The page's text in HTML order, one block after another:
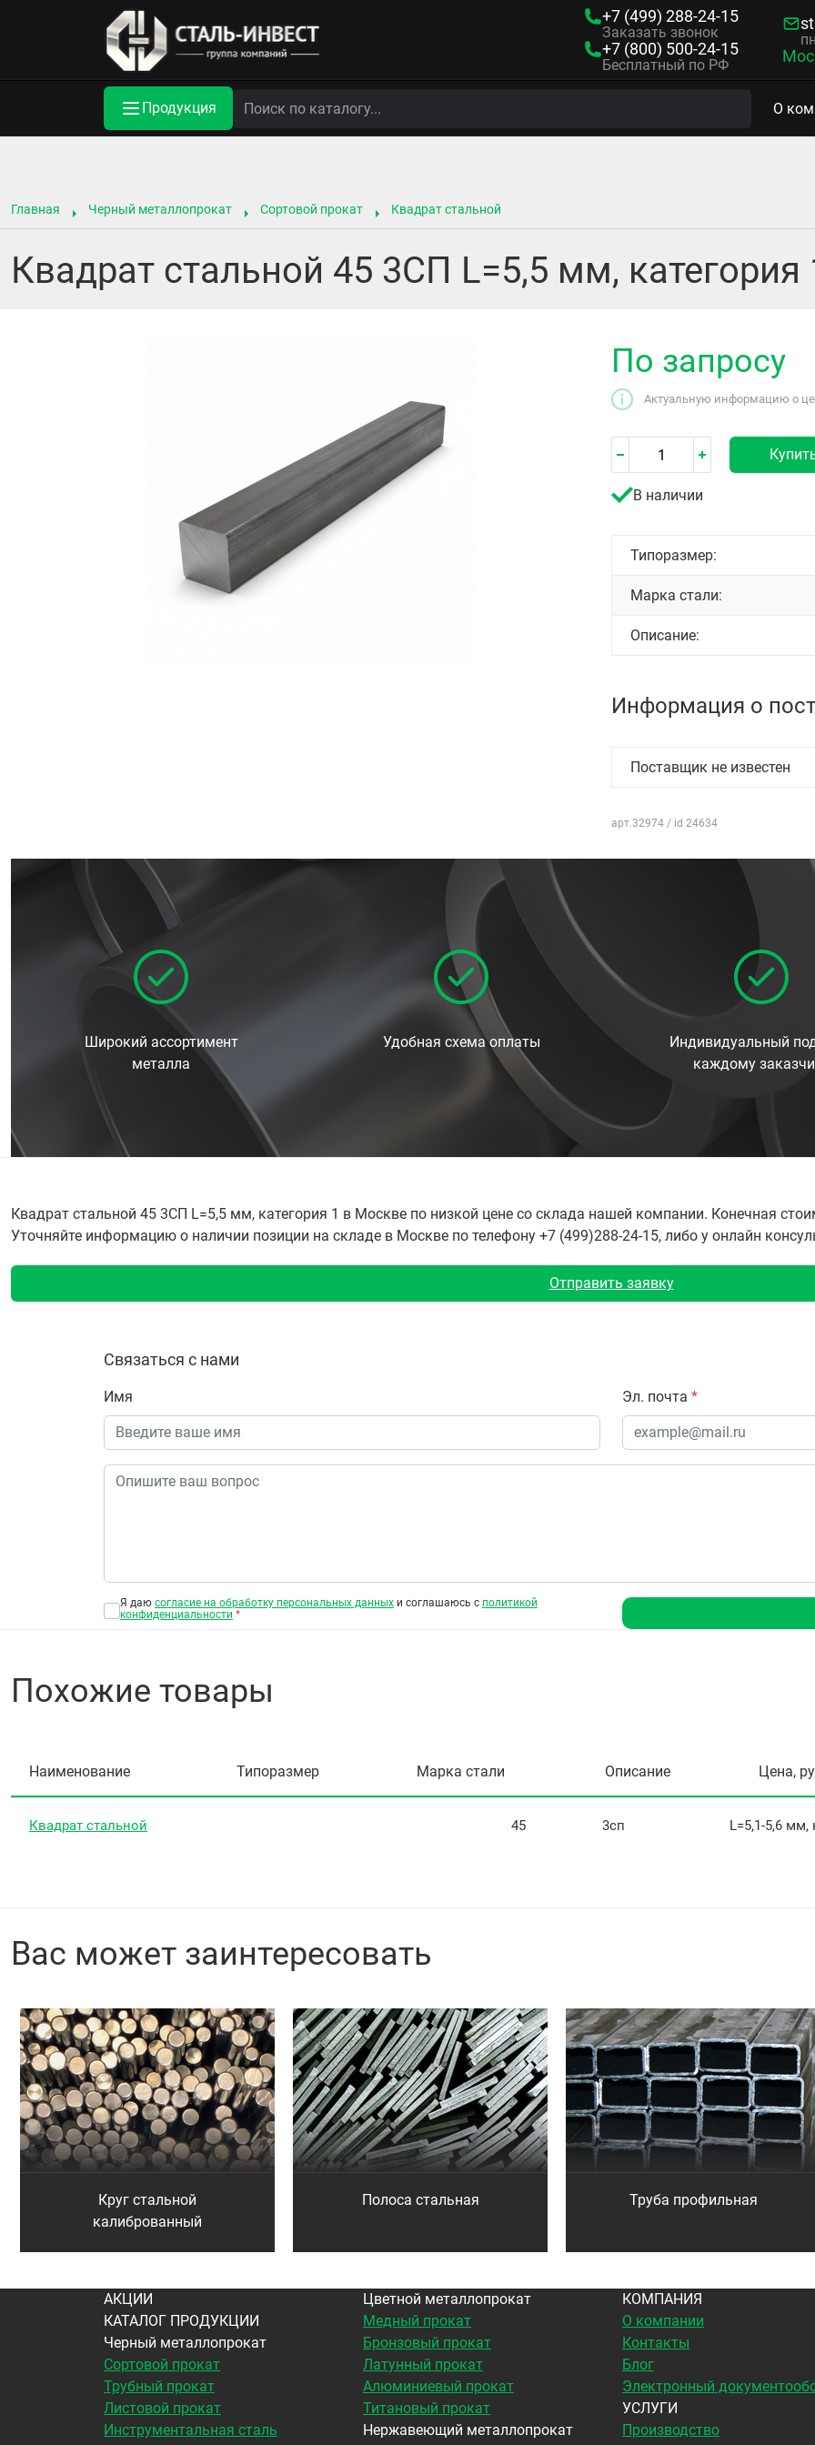
+7 (499) 288-24-15
Заказать звонок
+7 (800) 500-24-15
Бесплатный по РФ
Продукция О
Главная Черный металлопрокат Сортовой прокат Квадрат стальной
Квадрат стальной 45 3СП L=5,5 мм, категория
По запросу
Актуальную информацию о
В наличии
Типоразмер:
Марка стали:
Описание:
Информация о
Поставщик не известен
арт.32974 / id 24634
Широкий ассортимент
металла
Удобная схема оплаты
Индивидуальный
каждому
Квадрат стальной 45 3СП L=5,5 мм, категория 1 в Москве по низкой цене со склада нашей компании. Конечная
Уточняйте информацию о наличии позиции на складе в Москве по телефону +7 (499)288-24-15, либо у онлайн
Отправить заявку
Связаться с нами
Имя Эл. почта *
Я даю согласие на обработку персональных данных и соглашаюсь с политикой
конфиденциальности *
Похожие товары
Наименование Типоразмер Марка стали Описание Цена,
Квадрат стальной 45 3сп L=5,1-5,6 мм,
Вас может заинтересовать
Круг стальной
калиброванный
Полоса стальная Труба профильная
АКЦИИ
КАТАЛОГ ПРОДУКЦИИ
Черный металлопрокат
Сортовой прокат
Трубный прокат
Листовой прокат
Инструментальная сталь
Цветной металлопрокат
Медный прокат
Бронзовый прокат
Латунный прокат
Алюминиевый прокат
Титановый прокат
Нержавеющий металлопрокат
КОМПАНИЯ
О компании
Контакты
Блог
Электронный
УСЛУГИ
Производство